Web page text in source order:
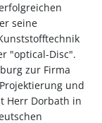
seine
"optical-Disc".
zur Firma
und
Herr Dorbath in